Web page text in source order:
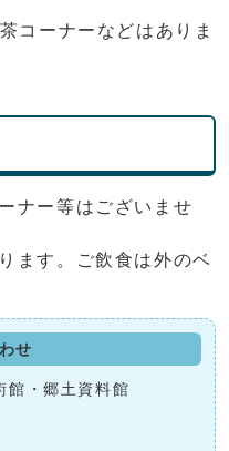
コーナーなどはありま
ナー等はございませ
ます。ご飲食は外のベ
せ
館・郷土資料館